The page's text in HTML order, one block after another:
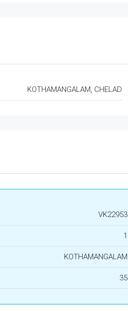
KOTHAMANGALAM, CHELAD
VK22953
1
KOTHAMANGALAM
35